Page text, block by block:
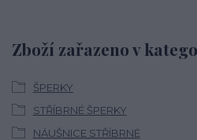
Zboží zařazeno v
ŠPERKY
STŘÍBRNÉ ŠPERKY
NÁUŠNICE STŘÍBRNÉ